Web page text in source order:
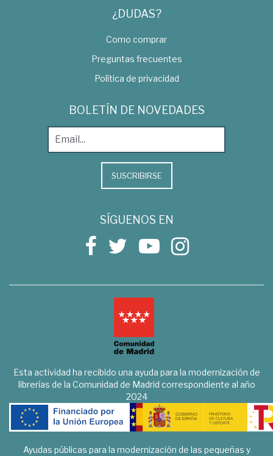
¿DUDAS?
Como comprar
Preguntas frecuentes
Política de privacidad
BOLETÍN DE NOVEDADES
SUSCRIBIRSE
SÍGUENOS EN
Esta actividad ha recibido una ayuda para la modernización de
librerías de la Comunidad de Madrid correspondiente al año
2024
Ayudas públicas para la modernización de las pequeñas y